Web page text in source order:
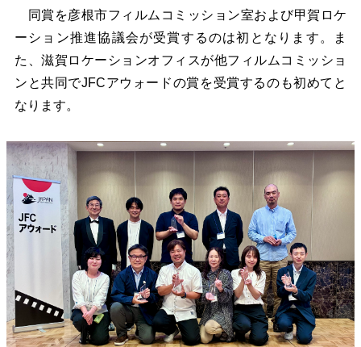
同賞を彦根市フィルムコミッション室および甲賀ロケ
ーション推進協議会が受賞するのは初となります。ま
た、滋賀ロケーションオフィスが他フィルムコミッショ
ンと共同でJFCアウォードの賞を受賞するのも初めてと
なります。